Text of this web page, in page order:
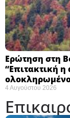
Ερώτηση στη
“Eπιτακτική
4 Αυγούστου 2026